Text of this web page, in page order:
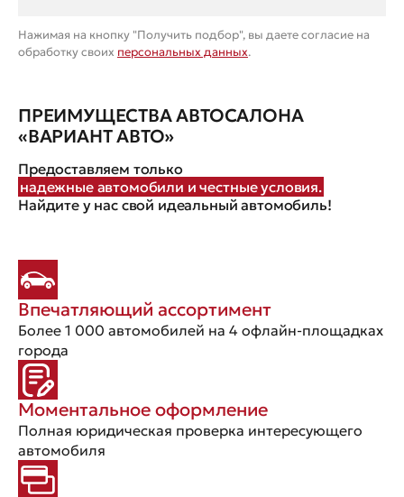
Нажимая на кнопку "Получить подбор", вы даете согласие на
обработку своих персональных данных.
ПРЕИМУЩЕСТВА АВТОСАЛОНА
«ВАРИАНТ АВТО»
Предоставляем только
надежные автомобили и честные условия.
Найдите у нас свой идеальный автомобиль!
Впечатляющий ассортимент
Более 1 000 автомобилей на 4 офлайн-площадках
города
Моментальное оформление
Полная юридическая проверка интересующего
автомобиля